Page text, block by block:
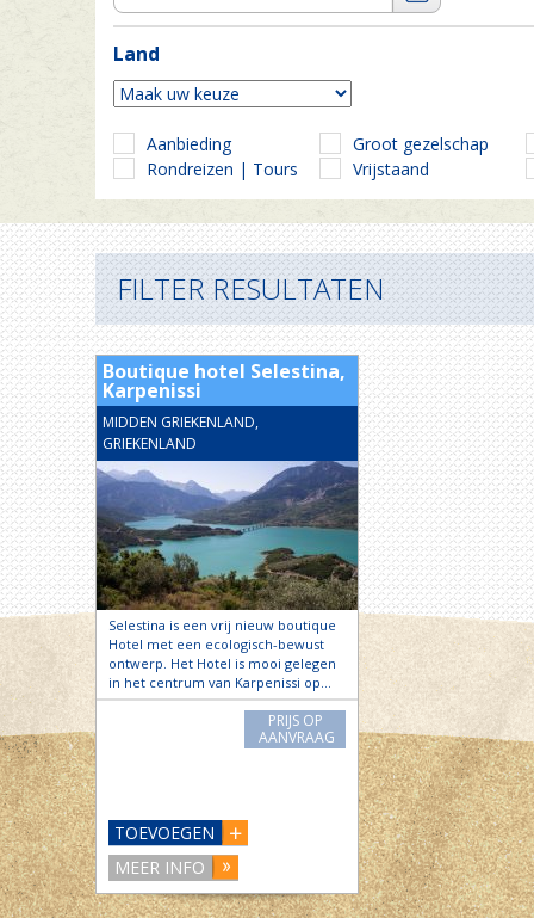
Land
Aanbieding
Groot gezelschap
Rondreizen | Tours
Vrijstaand
FILTER RESULTATEN
Boutique hotel Selestina,
Karpenissi
MIDDEN GRIEKENLAND,
GRIEKENLAND
Selestina is een vrij nieuw boutique
Hotel met een ecologisch-bewust
ontwerp. Het Hotel is mooi gelegen
in het centrum van Karpenissi op…
PRIJS OP
AANVRAAG
TOEVOEGEN
MEER INFO